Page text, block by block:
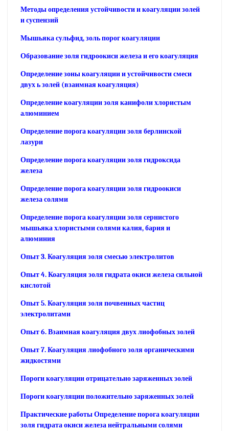
Методы определения устойчивости и коагуляции золей
и суспензий
Мышьяка сульфид, золь порог коагуляции
Образование золя гидроокиси железа и его коагуляция
Определение зоны коагуляции и устойчивости смеси
двух ь золей (взаимная коагуляция)
Определение коагуляции золя канифоли хлористым
алюминием
Определение порога коагуляции золя берлинской
лазури
Определение порога коагуляции золя гидроксида
железа
Определение порога коагуляции золя гидроокиси
железа солями
Определение порога коагуляции золя сернистого
мышьяка хлористыми солями калия, бария и
алюминия
Опыт 3. Коагуляция золя смесью электролитов
Опыт 4. Коагуляция золя гидрата окиси железа сильной
кислотой
Опыт 5. Коагуляция золя почвенных частиц
электролитами
Опыт 6. Взаимная коагуляция двух лиофобных золей
Опыт 7. Коагуляция лиофобного золя органическими
жидкостями
Пороги коагуляции отрицательно заряженных золей
Пороги коагуляции положительно заряженных золей
Практические работы Определение порога коагуляции
золя гидрата окиси железа нейтральными солями